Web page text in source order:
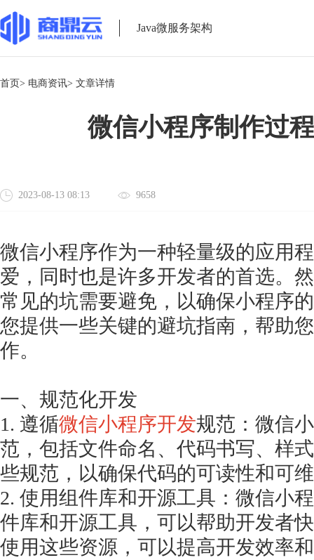
Java微服务架构
首页> 电商资讯> 文章详情
微信小程序制作过
2023-08-13 08:13 9658
微信小程序作为一种轻量级的应用
爱，同时也是许多开发者的首选。
常见的坑需要避免，以确保小程序
您提供一些关键的避坑指南，帮助
作。
一、规范化开发
1. 遵循微信小程序开发规范：微信
范，包括文件命名、代码书写、样
些规范，以确保代码的可读性和可
2. 使用组件库和开源工具：微信小
件库和开源工具，可以帮助开发者
使用这些资源，可以提高开发效率